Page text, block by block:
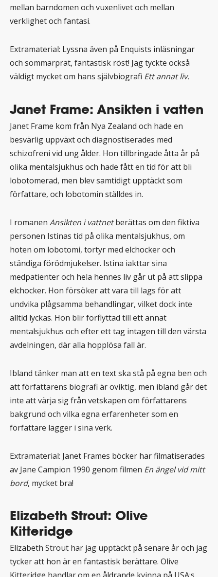
mellan barndomen och vuxenlivet och mellan
verklighet och fantasi.
Extramaterial: Lyssna även på Enquists inläsningar
och sommarprat, fantastisk röst! Jag tyckte också
väldigt mycket om hans självbiografi Ett annat liv.
Janet Frame: Ansikten i vatten
Janet Frame kom från Nya Zealand och hade en
besvärlig uppväxt och diagnostiserades med
schizofreni vid ung ålder. Hon tillbringade åtta år på
olika mentalsjukhus och hade fått en tid för att bli
lobotomerad, men blev samtidigt upptäckt som
författare, och lobotomin ställdes in.
I romanen Ansikten i vattnetberättas om den fiktiva
personen Istinas tid på olika mentalsjukhus, om
hoten om lobotomi, tortyr med elchocker och
ständiga förödmjukelser. Istina iakttar sina
medpatienter och hela hennes liv går ut på att slippa
elchocker. Hon försöker att vara till lags för att
undvika plågsamma behandlingar, vilket dock inte
alltid lyckas. Hon blir förflyttad till ett annat
mentalsjukhus och efter ett tag intagen till den värsta
avdelningen, där alla hopplösa fall är.
Ibland tänker man att en text ska stå på egna ben och
att författarens biografi är oviktig, men ibland går det
inte att värja sig från vetskapen om författarens
bakgrund och vilka egna erfarenheter som en
författare lägger i sina verk.
Extramaterial: Janet Frames böcker har filmatiserades
av Jane Campion 1990 genom filmen En ängel vid mitt
bord, mycket bra!
Elizabeth Strout: Olive
Kitteridge
Elizabeth Strout har jag upptäckt på senare år och jag
tycker att hon är en fantastisk berättare. Olive